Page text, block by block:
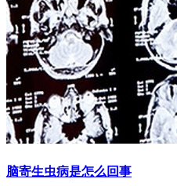
脑寄生虫病是怎么回事